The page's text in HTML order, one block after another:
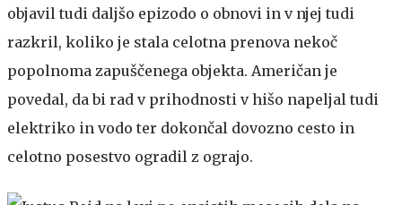
objavil tudi daljšo epizodo o obnovi in v njej tudi
razkril, koliko je stala celotna prenova nekoč
popolnoma zapuščenega objekta. Američan je
povedal, da bi rad v prihodnosti v hišo napeljal tudi
elektriko in vodo ter dokončal dovozno cesto in
celotno posestvo ogradil z ograjo.